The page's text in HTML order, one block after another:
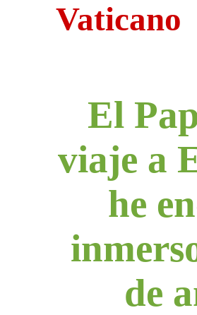
Vaticano
El
viaje a
he
de